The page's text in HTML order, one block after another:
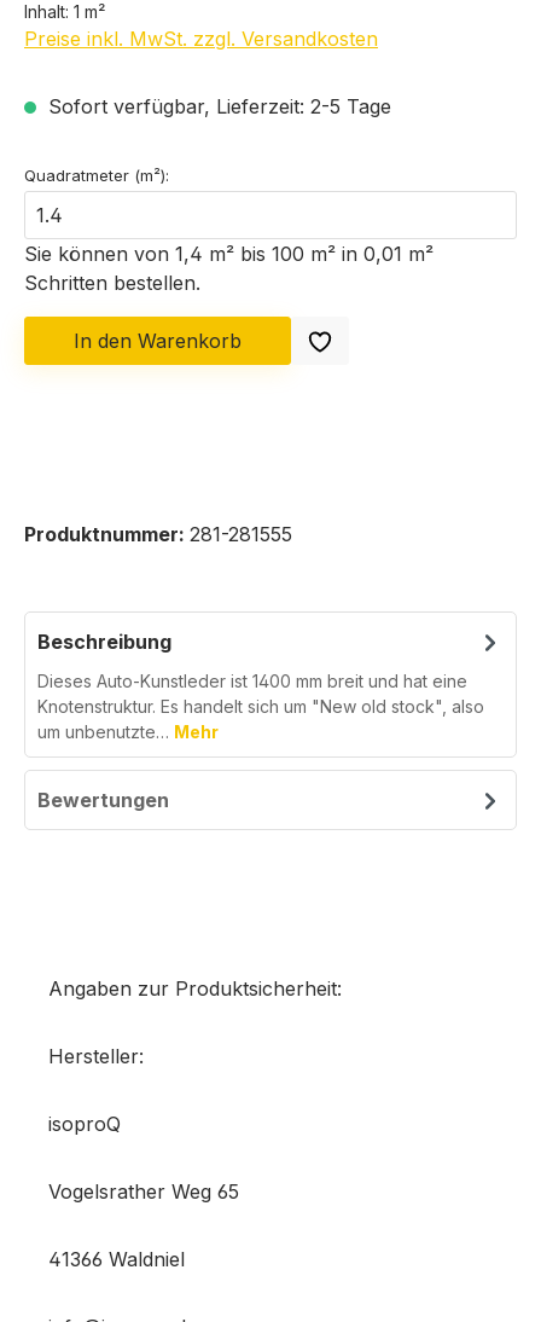
Inhalt: 1 m²
Preise inkl. MwSt. zzgl. Versandkosten
Sofort verfügbar, Lieferzeit: 2-5 Tage
Quadratmeter (m²):
Sie können von 1,4 m² bis 100 m² in 0,01 m²
Schritten bestellen.
In den Warenkorb
Produktnummer: 281-281555
Beschreibung
Dieses Auto-Kunstleder ist 1400 mm breit und hat eine
Knotenstruktur. Es handelt sich um "New old stock", also
um unbenutzte… Mehr
Bewertungen
Angaben zur Produktsicherheit:
Hersteller:
isoproQ
Vogelsrather Weg 65
41366 Waldniel